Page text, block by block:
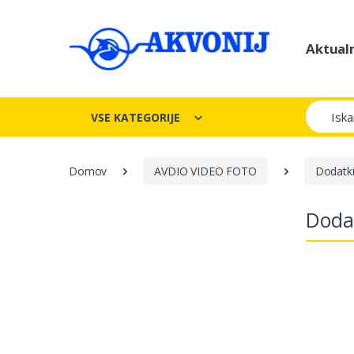
VSE KATEGORIJE
Iskanje
Domov AVDIO VIDEO FOTO